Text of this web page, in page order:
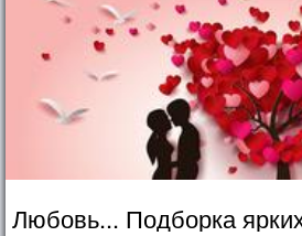
Любовь... Подборка